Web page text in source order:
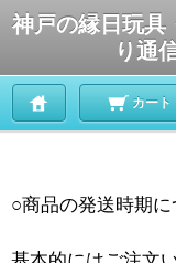
神戸の縁日玩具
り通
カート
○商品の発送時期